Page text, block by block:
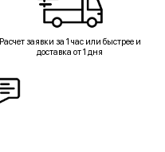
Расчет заявки за 1 час или быстрее и
доставка от 1 дня